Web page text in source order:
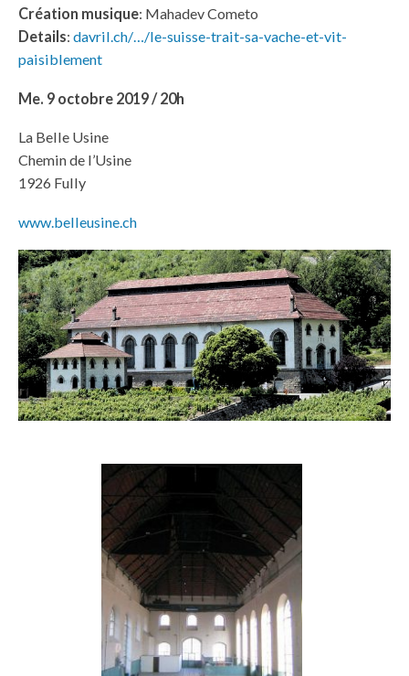
Création musique: Mahadev Cometo
Details:davril.ch/…/le-suisse-trait-sa-vache-et-vit-
paisiblement
Me. 9 octobre 2019 / 20h
La Belle Usine
Chemin de l’Usine
1926 Fully
www.belleusine.ch